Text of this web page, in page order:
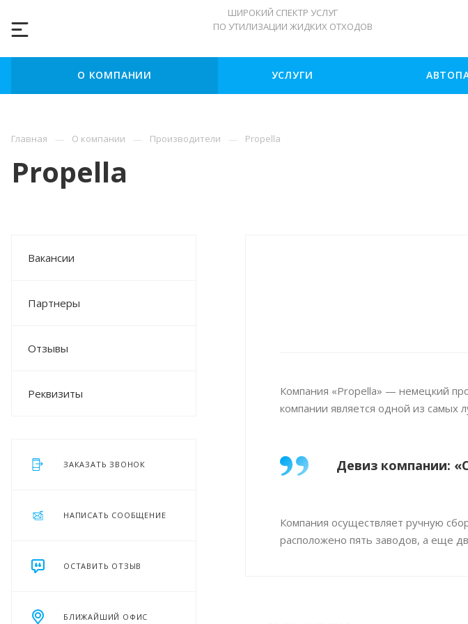
ШИРОКИЙ СПЕКТР УСЛУГ
ПО УТИЛИЗАЦИИ ЖИДКИХ ОТХОДОВ
О КОМПАНИИ УСЛУГИ
Главная О компании Производители Propella
Propella
Вакансии
Партнеры
Отзывы
Реквизиты
ЗАКАЗАТЬ ЗВОНОК
НАПИСАТЬ СООБЩЕНИЕ
ОСТАВИТЬ ОТЗЫВ
БЛИЖАЙШИЙ ОФИС
Компания «Propella» — немецкий
компании является одной из самых
Девиз компании:
Компания осуществляет ручную
расположено пять заводов, а еще